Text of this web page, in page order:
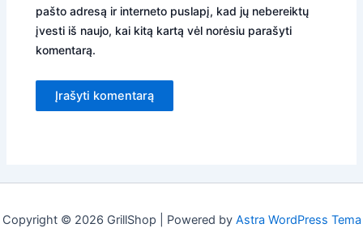
pašto adresą ir interneto puslapį, kad jų nebereiktų
įvesti iš naujo, kai kitą kartą vėl norėsiu parašyti
komentarą.
Copyright © 2026 GrillShop | Powered by Astra WordPress Tema